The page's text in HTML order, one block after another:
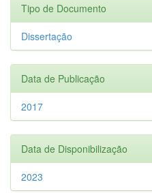
Tipo de Documento
Dissertação
Data de Publicação
2017
Data de Disponibilização
2023